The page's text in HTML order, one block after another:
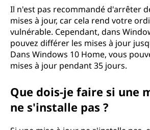
Il n'est pas recommandé d'arrêter
mises à jour, car cela rend votre
vulnérable. Cependant, dans
pouvez différer les mises à jour
Dans Windows 10 Home, vous
mises à jour pendant 35 jours.
Que dois-je faire si une
ne s'installe pas ?